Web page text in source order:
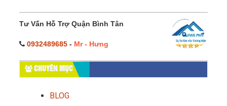
Tư Vấn Hỗ Trợ Quận Bình Tân
0932489685 - Mr - Hưng
CHUYÊN MỤC
BLOG